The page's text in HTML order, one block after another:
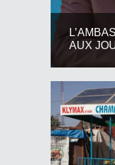
AUX